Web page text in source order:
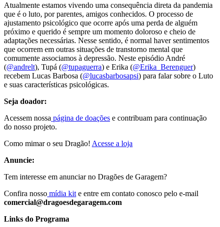
Atualmente estamos vivendo uma consequência direta da pandemia
que é o luto, por parentes, amigos conhecidos. O processo de
ajustamento psicológico que ocorre após uma perda de alguém
próximo e querido é sempre um momento doloroso e cheio de
adaptações necessárias. Nesse sentido, é normal haver sentimentos
que ocorrem em outras situações de transtorno mental que
comumente associamos à depressão. Neste episódio André
(@andrelt), Tupá (@tupaguerra) e Erika (@Erika_Berenguer)
recebem Lucas Barbosa (@lucasbarbosapsi) para falar sobre o Luto
e suas características psicológicas.
Seja doador:
Acessem nossa página de doações e contribuam para continuação
do nosso projeto.
Como mimar o seu Dragão! Acesse a loja
Anuncie:
Tem interesse em anunciar no Dragões de Garagem?
Confira nosso mídia kit e entre em contato conosco pelo e-mail
comercial@dragoesdegaragem.com
Links do Programa